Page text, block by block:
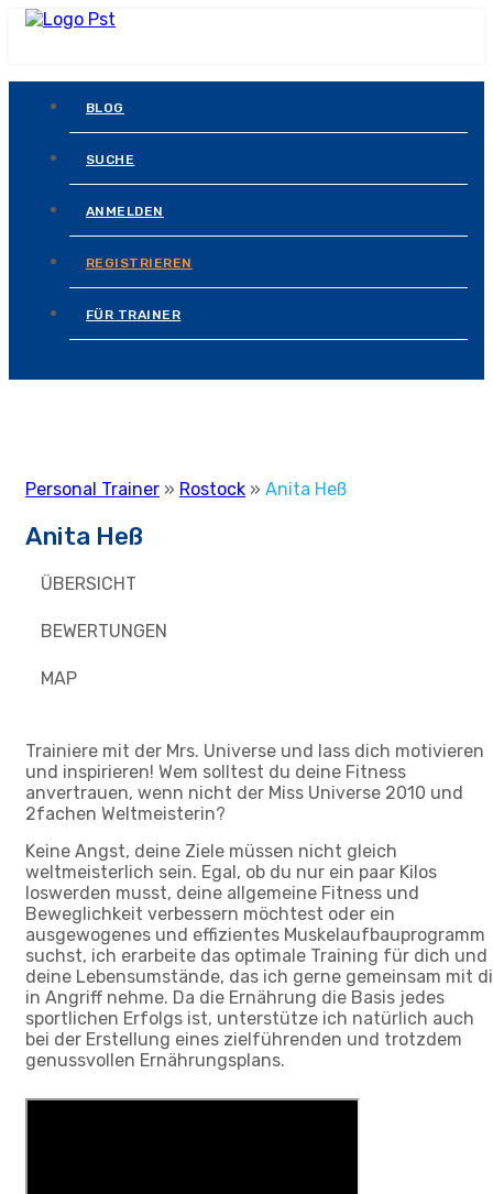
BLOG
SUCHE
ANMELDEN
REGISTRIEREN
FÜR TRAINER
Personal Trainer » Rostock » Anita Heß
Anita Heß
ÜBERSICHT
BEWERTUNGEN
MAP
Trainiere mit der Mrs. Universe und lass dich motivieren
und inspirieren! Wem solltest du deine Fitness
anvertrauen, wenn nicht der Miss Universe 2010 und
2fachen Weltmeisterin?
Keine Angst, deine Ziele müssen nicht gleich
weltmeisterlich sein. Egal, ob du nur ein paar Kilos
loswerden musst, deine allgemeine Fitness und
Beweglichkeit verbessern möchtest oder ein
ausgewogenes und effizientes Muskelaufbauprogramm
suchst, ich erarbeite das optimale Training für dich und
deine Lebensumstände, das ich gerne gemeinsam mit
in Angriff nehme. Da die Ernährung die Basis jedes
sportlichen Erfolgs ist, unterstütze ich natürlich auch
bei der Erstellung eines zielführenden und trotzdem
genussvollen Ernährungsplans.